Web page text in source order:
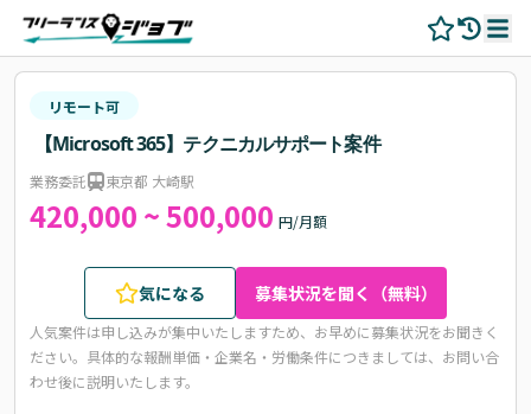
リモート可
【Microsoft 365】テクニカルサポート案件
業務委託 東京都 大崎駅
420,000 ~ 500,000 円/月額
気になる 募集状況を聞く（無料）
人気案件は申し込みが集中いたしますため、お早めに募集状況をお聞きく
ださい。 具体的な報酬単価・企業名・労働条件につきましては、お問い合
わせ後に説明いたします。